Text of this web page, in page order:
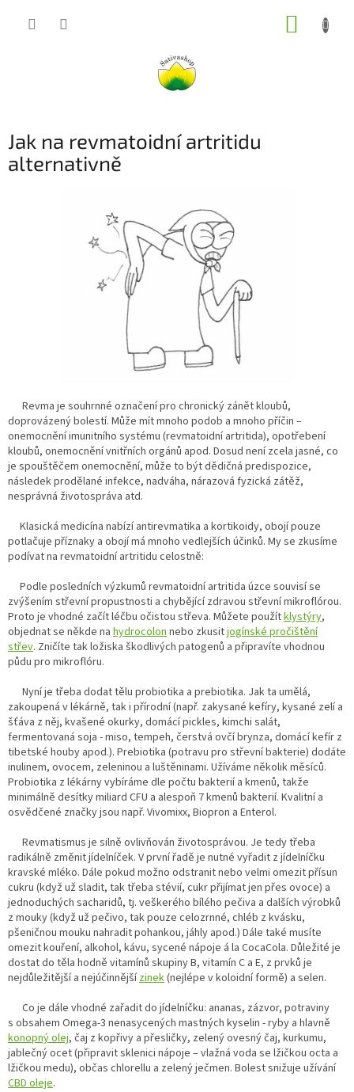
Jak na revmatoidní artritidu
alternativně
Revma je souhrnné označení pro chronický zánět kloubů,
doprovázený bolestí. Může mít mnoho podob a mnoho příčin –
onemocnění imunitního systému (revmatoidní artritida), opotřebení
kloubů, onemocnění vnitřních orgánů apod. Dosud není zcela jasné, co
je spouštěčem onemocnění, může to být dědičná predispozice,
následek prodělané infekce, nadváha, nárazová fyzická zátěž,
nesprávná životospráva atd.
Klasická medicína nabízí antirevmatika a kortikoidy, obojí pouze
potlačuje příznaky a obojí má mnoho vedlejších účinků. My se zkusíme
podívat na revmatoidní artritidu celostně:
Podle posledních výzkumů revmatoidní artritida úzce souvisí se
zvýšením střevní propustnosti a chybějící zdravou střevní mikroflórou.
Proto je vhodné začít léčbu očistou střeva. Můžete použítklystýry,
objednat se někde na hydrocolon nebo zkusitjogínské pročištění
střev. Zničíte tak ložiska škodlivých patogenů a připravíte vhodnou
půdu pro mikroflóru.
Nyní je třeba dodat tělu probiotika a prebiotika. Jak ta umělá,
zakoupená v lékárně, tak i přírodní (např. zakysané kefíry, kysané zelí a
šťáva z něj, kvašené okurky, domácí pickles, kimchi salát,
fermentovaná soja - miso, tempeh, čerstvá ovčí brynza, domácí kefír z
tibetské houby apod.). Prebiotika (potravu pro střevní bakterie) dodáte
inulinem, ovocem, zeleninou a luštěninami. Užíváme několik měsíců.
Probiotika z lékárny vybíráme dle počtu bakterií a kmenů, takže
minimálně desítky miliard CFU a alespoň 7 kmenů bakterií. Kvalitní a
osvědčené značky jsou např. Vivomixx, Biopron a Enterol.
Revmatismus je silně ovlivňován životosprávou. Je tedy třeba
radikálně změnit jídelníček. V první řadě je nutné vyřadit z jídelníčku
kravské mléko. Dále pokud možno odstranit nebo velmi omezit přísun
cukru (když už sladit, tak třeba stévií, cukr přijímat jen přes ovoce) a
jednoduchých sacharidů, tj. veškerého bílého pečiva a dalších výrobků
z mouky (když už pečivo, tak pouze celozrnné, chléb z kvásku,
pšeničnou mouku nahradit pohankou, jáhly apod.) Dále také musíte
omezit kouření, alkohol, kávu, sycené nápoje á la CocaCola. Důležité je
dostat do těla hodně vitamínů skupiny B, vitamín C a E, z prvků je
nejdůležitější a nejúčinnějšízinek(nejlépe v koloidní formě) a selen.
Co je dále vhodné zařadit do jídelníčku: ananas, zázvor, potraviny
s obsahem Omega-3 nenasycených mastných kyselin - ryby a hlavně
konopný olej, čaj z kopřivy a přesličky, zelený ovesný čaj, kurkumu,
jablečný ocet (připravit sklenici nápoje – vlažná voda se lžičkou octa a
lžičkou medu), občas chlorellu a zelený ječmen. Bolest snižuje užívání
CBD oleje.